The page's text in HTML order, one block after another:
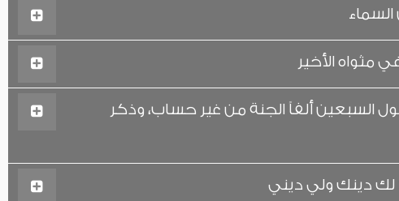
الأخير
السبعين ألفاً الجنة من غير حساب، وذكر
دينك ولي ديني